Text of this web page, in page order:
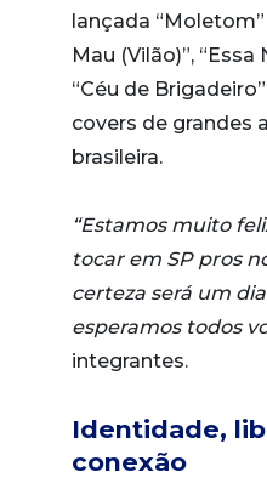
lançada
Mau (Vilão)”, “Essa
“Céu de
covers de grandes
brasileira.
“Estamos muito
tocar em SP pros
certeza será um
esperamos todos
integrantes.
Identidade,
conexão